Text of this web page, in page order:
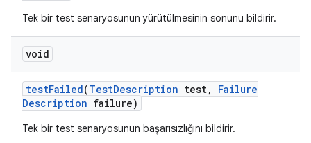
Tek bir test senaryosunun yürütülmesinin sonunu bildirir.
void
testFailed(TestDescription test,
Failure
Description failure)
Tek bir test senaryosunun başarısızlığını bildirir.